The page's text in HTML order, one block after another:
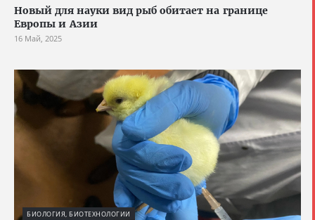
Новый для науки вид рыб обитает на границе
Европы и Азии
16 Май, 2025
БИОЛОГИЯ, БИОТЕХНОЛОГИИ